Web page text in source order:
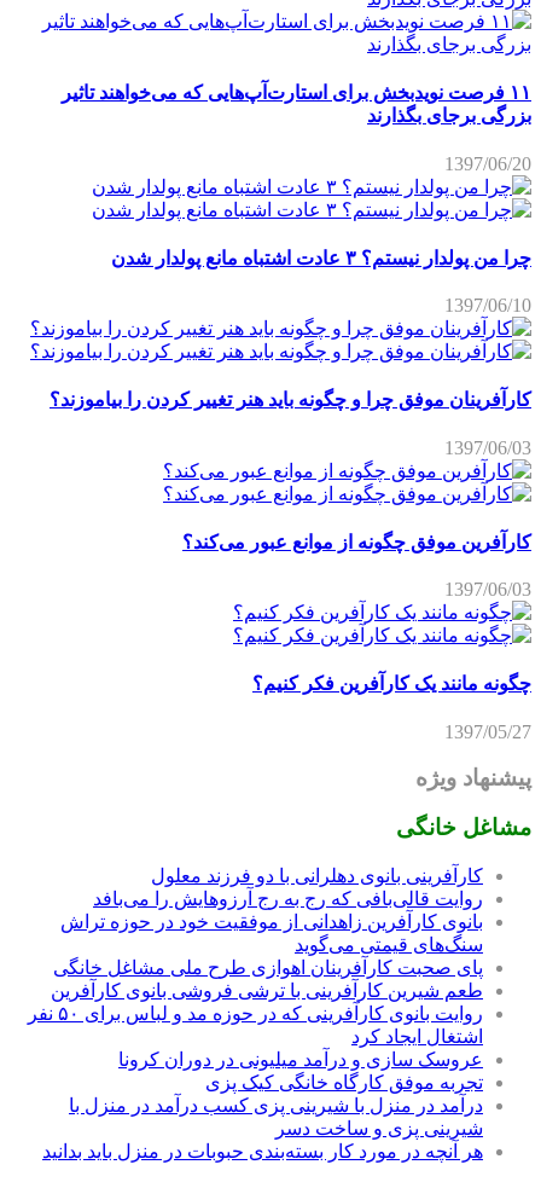
۱۱ فرصت نویدبخش برای استارت‌آپ‌هایی که می‌خواهند تاثیر
بزرگی برجای بگذارند
1397/06/20
چرا من پولدار نیستم؟ ۳ عادت اشتباه مانع پولدار شدن
1397/06/10
کارآفرینان موفق چرا و چگونه باید هنر تغییر کردن را بیاموزند؟
1397/06/03
کارآفرین موفق چگونه از موانع عبور می‌کند؟
1397/06/03
چگونه مانند یک کارآفرین فکر کنیم؟
1397/05/27
پیشنهاد ویژه
مشاغل خانگی
کارآفرینی بانوی دهلرانی با دو فرزند معلول
روایت قالی‌بافی که رج به رج آرزوهایش را می‌بافد
بانوی کارآفرین زاهدانی از موفقیت خود در حوزه تراش
سنگ‌های قیمتی می‌گوید
پای صحبت کارآفرینان اهوازی طرح ملی مشاغل خانگی
طعم شیرین کارآفرینی با ترشی فروشی بانوی کارآفرین
روایت بانوی کارآفرینی که در حوزه مد و لباس برای ۵۰ نفر
اشتغال ایجاد کرد
عروسک سازی و درآمد میلیونی در دوران کرونا
تجربه موفق کارگاه خانگی کیک پزی
درآمد در منزل با شیرینی پزی کسب درآمد در منزل با
شیرینی پزی و ساخت دسر
هر آنچه در مورد کار بسته‌بندی حبوبات در منزل باید بدانید